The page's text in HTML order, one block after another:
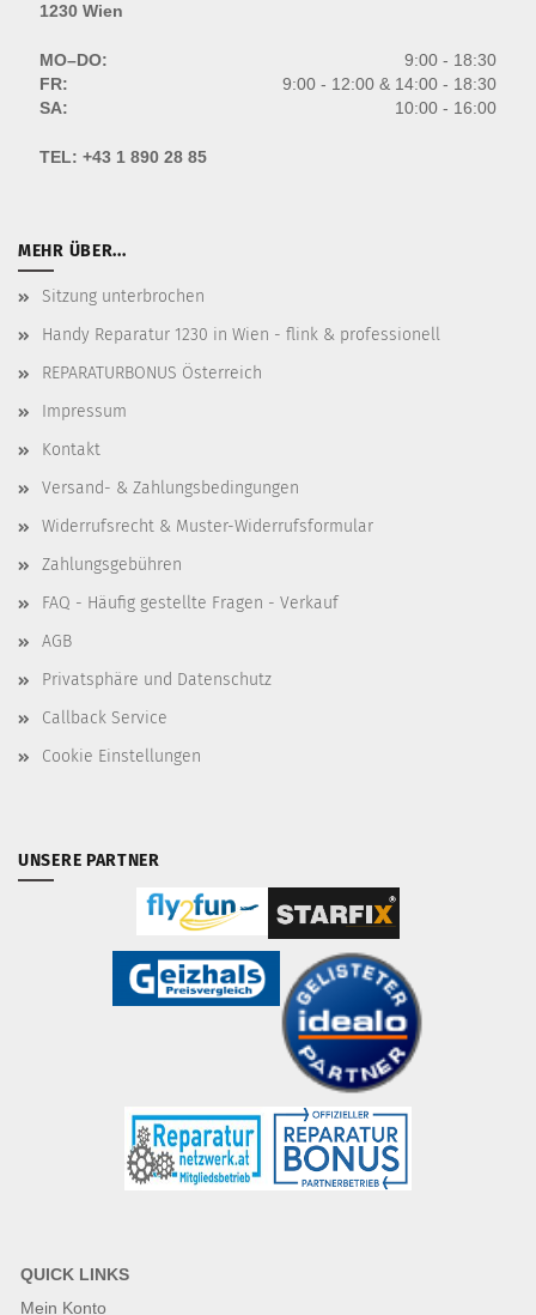
1230 Wien
MO–DO:
9:00 - 18:30
FR:
9:00 - 12:00 & 14:00 - 18:30
SA:
10:00 - 16:00
TEL: +43 1 890 28 85
MEHR ÜBER...
Sitzung unterbrochen
Handy Reparatur 1230 in Wien - flink & professionell
REPARATURBONUS Österreich
Impressum
Kontakt
Versand- & Zahlungsbedingungen
Widerrufsrecht & Muster-Widerrufsformular
Zahlungsgebühren
FAQ - Häufig gestellte Fragen - Verkauf
AGB
Privatsphäre und Datenschutz
Callback Service
Cookie Einstellungen
UNSERE PARTNER
QUICK LINKS
Mein Konto